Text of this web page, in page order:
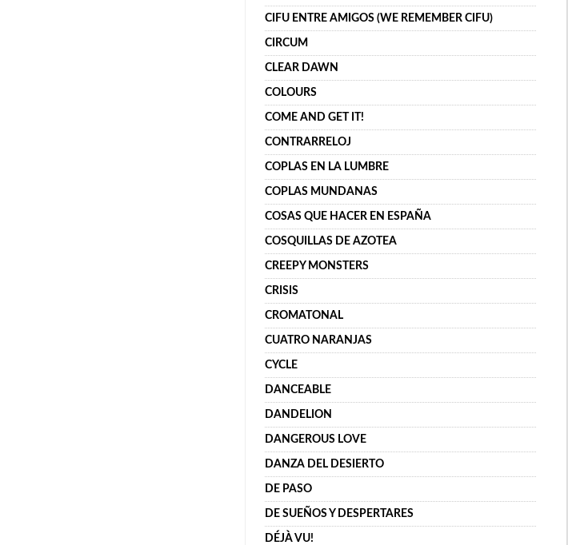
CIFU ENTRE AMIGOS (WE REMEMBER CIFU)
CIRCUM
CLEAR DAWN
COLOURS
COME AND GET IT!
CONTRARRELOJ
COPLAS EN LA LUMBRE
COPLAS MUNDANAS
COSAS QUE HACER EN ESPAÑA
COSQUILLAS DE AZOTEA
CREEPY MONSTERS
CRISIS
CROMATONAL
CUATRO NARANJAS
CYCLE
DANCEABLE
DANDELION
DANGEROUS LOVE
DANZA DEL DESIERTO
DE PASO
DE SUEÑOS Y DESPERTARES
DÉJÀ VU!